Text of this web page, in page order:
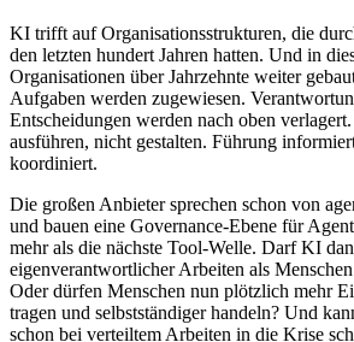
KI trifft auf Organisationsstrukturen, die
den letzten hundert Jahren hatten. Und in
Organisationen über Jahrzehnte weiter
Aufgaben werden zugewiesen.
Entscheidungen werden nach oben
ausführen, nicht gestalten. Führung
koordiniert.
Die großen Anbieter sprechen schon von
und bauen eine Governance-Ebene für
mehr als die nächste Tool-Welle. Darf KI
eigenverantwortlicher Arbeiten als
Oder dürfen Menschen nun plötzlich mehr
tragen und selbstständiger handeln? Und
schon bei verteiltem Arbeiten in die Krise